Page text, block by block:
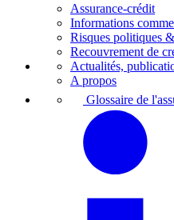
Assurance-crédit
Informations
Risques politiques
Recouvrement de
Actualités,
A propos
Glossaire de